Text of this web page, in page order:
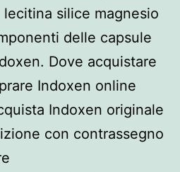
silice magnesio
delle capsule
Dove acquistare
Indoxen online
Indoxen originale
con contrassegno